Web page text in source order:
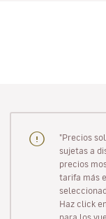
"Precios
sujetas a
precios
tarifa más
Haz click
para los